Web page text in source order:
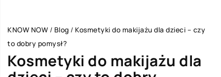
KNOW NOW / Blog / Kosmetyki do makijażu dla dzieci – czy
to dobry pomysł?
Kosmetyki do makijażu dla